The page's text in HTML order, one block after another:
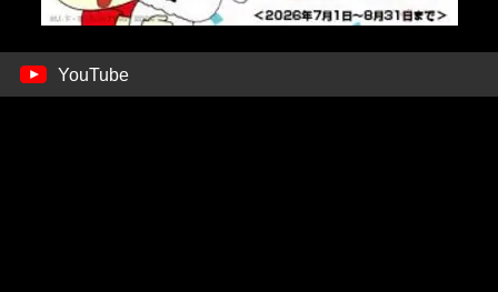
YouTube